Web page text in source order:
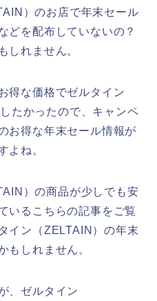
）のお店で年末セール
どを配布していないの？
しれません。
得な価格でゼルタイン
たかったので、キャンペ
お得な年末セール情報が
よね。
）の商品が少しでも安
いるこちらの記事をご覧
イン（ZELTAIN）の年末
もしれません。
、ゼルタイン